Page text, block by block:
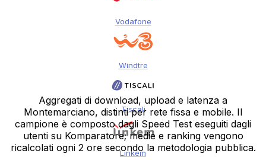
Vodafone
Windtre
Tiscali
Linkem
Aggregati di download, upload e latenza a
Montemarciano, distinti per rete fissa e mobile. Il
campione è composto dagli Speed Test eseguiti dagli
utenti su Komparatore; medie e ranking vengono
ricalcolati ogni 2 ore secondo la metodologia pubblica.